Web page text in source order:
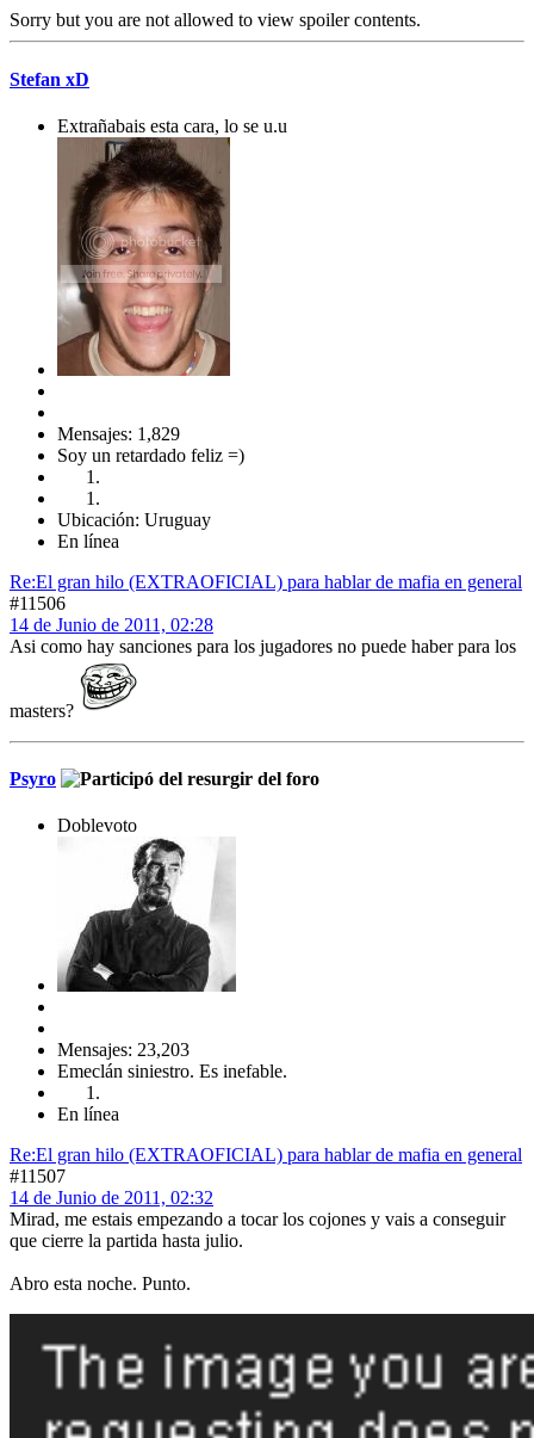
Sorry but you are not allowed to view spoiler contents.
Stefan xD
Extrañabais esta cara, lo se u.u
Mensajes: 1,829
Soy un retardado feliz =)
Ubicación: Uruguay
En línea
Re:El gran hilo (EXTRAOFICIAL) para hablar de mafia en general
#11506
14 de Junio de 2011, 02:28
Asi como hay sanciones para los jugadores no puede haber para los
masters?
Psyro
Doblevoto
Mensajes: 23,203
Emeclán siniestro. Es inefable.
En línea
Re:El gran hilo (EXTRAOFICIAL) para hablar de mafia en general
#11507
14 de Junio de 2011, 02:32
Mirad, me estais empezando a tocar los cojones y vais a conseguir
que cierre la partida hasta julio.
Abro esta noche. Punto.